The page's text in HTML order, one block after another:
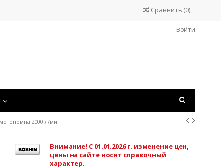
Сравнить (0)
Войти
2000 л/мин
Внимание! С 01.01.2026 г. изменение цен,
цены на сайте носят справочный
характер.